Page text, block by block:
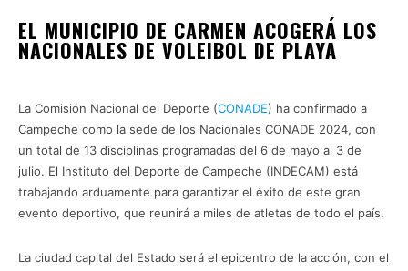
EL MUNICIPIO DE CARMEN ACOGERÁ LOS
NACIONALES DE VOLEIBOL DE PLAYA
La Comisión Nacional del Deporte (CONADE) ha confirmado a
Campeche como la sede de los Nacionales CONADE 2024, con
un total de 13 disciplinas programadas del 6 de mayo al 3 de
julio. El Instituto del Deporte de Campeche (INDECAM) está
trabajando arduamente para garantizar el éxito de este gran
evento deportivo, que reunirá a miles de atletas de todo el país.
La ciudad capital del Estado será el epicentro de la acción, con el